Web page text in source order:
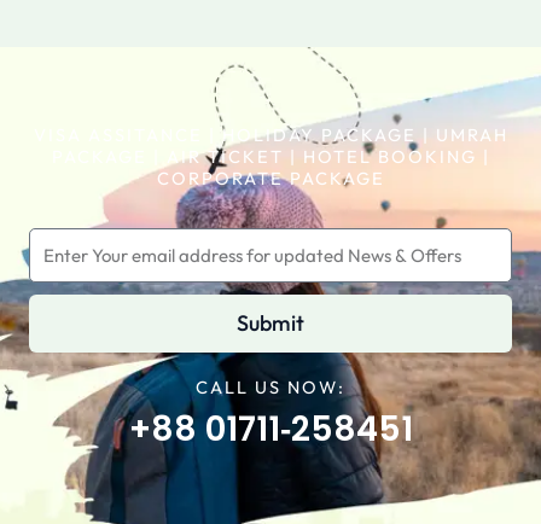
VISA ASSITANCE | HOLIDAY PACKAGE | UMRAH
PACKAGE | AIR TICKET | HOTEL BOOKING |
CORPORATE PACKAGE
Submit
CALL US NOW:
+88 01711‑258451